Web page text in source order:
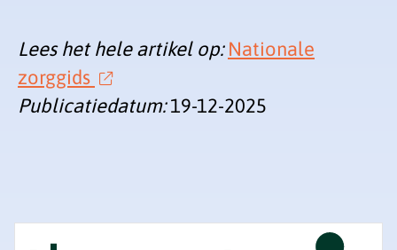
Lees het hele artikel op: Nationale
zorggids
Publicatiedatum:19-12-2025